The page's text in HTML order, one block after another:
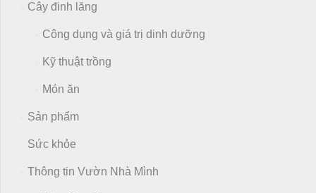
Cây đinh lăng
Công dụng và giá trị dinh dưỡng
Kỹ thuật trồng
Món ăn
Sản phẩm
Sức khỏe
Thông tin Vườn Nhà Mình